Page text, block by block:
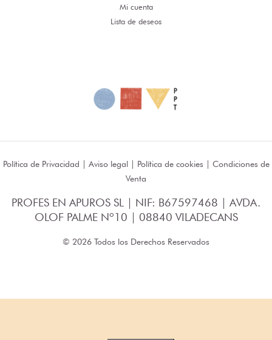
Mi cuenta
Lista de deseos
Política de Privacidad | Aviso legal| Política de cookies | Condiciones de
Venta
PROFES EN APUROS SL | NIF: B67597468 | AVDA.
OLOF PALME Nº10 | 08840 VILADECANS
© 2026 Todos los Derechos Reservados